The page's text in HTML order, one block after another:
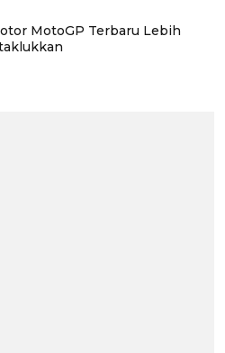
MotoGP Terbaru Lebih